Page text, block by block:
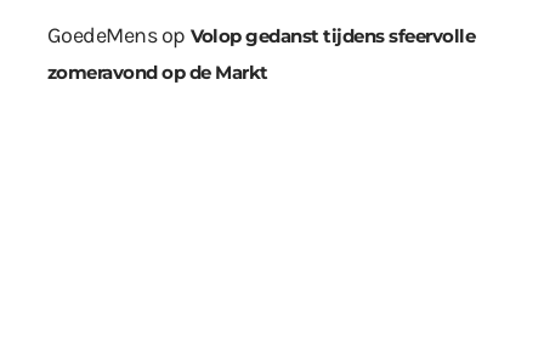
GoedeMensop Volop gedanst tijdens sfeervolle
zomeravond op de Markt